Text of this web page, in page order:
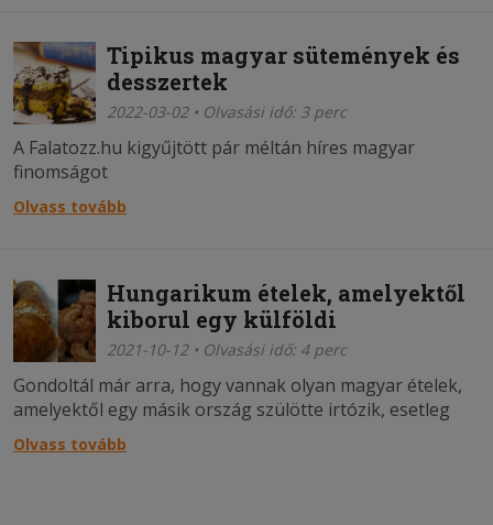
Tipikus magyar sütemények és
desszertek
2022-03-02 • Olvasási idő: 3 perc
A Falatozz.hu kigyűjtött pár méltán híres magyar
finomságot
Olvass tovább
Hungarikum ételek, amelyektől
kiborul egy külföldi
2021-10-12 • Olvasási idő: 4 perc
Gondoltál már arra, hogy vannak olyan magyar ételek,
amelyektől egy másik ország szülötte irtózik, esetleg
csak szimplán nem érti, hogy mi az?
Olvass tovább